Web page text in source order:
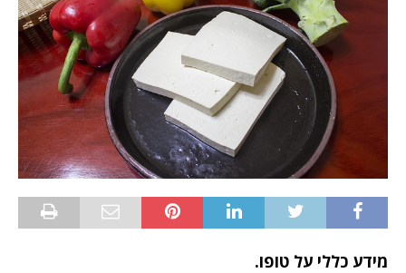
מידע כללי על טופו.